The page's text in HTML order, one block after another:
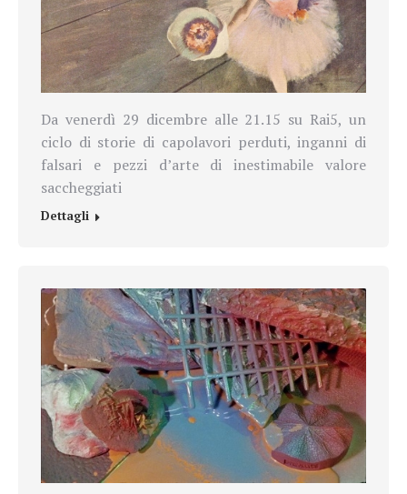
Da venerdì 29 dicembre alle 21.15 su Rai5, un
ciclo di storie di capolavori perduti, inganni di
falsari e pezzi d’arte di inestimabile valore
saccheggiati
Dettagli